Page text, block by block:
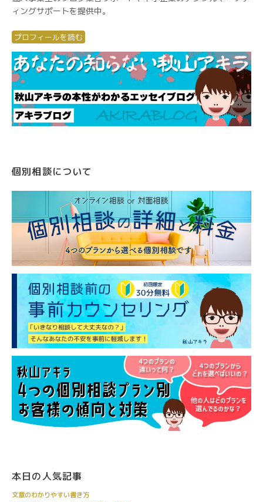
ィングサポートを提供中。
プロフィールを読む
個別相談について
本日の人気記事